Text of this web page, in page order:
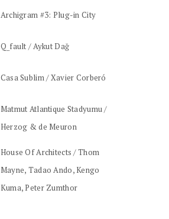
Archigram #3: Plug-in City
Q_fault / Aykut Dağ
Casa Sublim / Xavier Corberó
Matmut Atlantique Stadyumu /
Herzog & de Meuron
House Of Architects / Thom
Mayne, Tadao Ando, Kengo
Kuma, Peter Zumthor